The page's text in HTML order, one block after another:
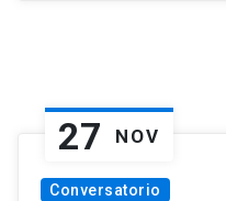
27 NOV
Conversatorio